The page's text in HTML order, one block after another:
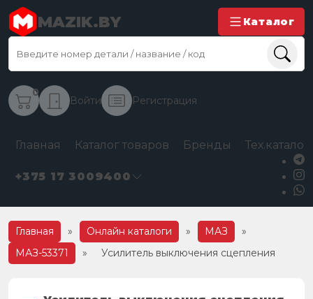
MAZIK.BY Каталог
0
Войти Регистрация
Главная Каталог товаров Бренды
+375 17 3009400
Главная » Онлайн каталоги » МАЗ
»
МАЗ-53371
» Усилитель выключения сцепления